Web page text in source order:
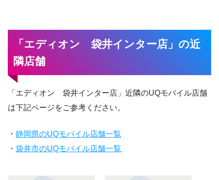
「エディオン 袋井インター店」の近
隣店舗
「エディオン 袋井インター店」近隣のUQモバイル店舗
は下記ページをご参考ください。
・ 静岡県のUQモバイル店舗一覧
・ 袋井市のUQモバイル店舗一覧